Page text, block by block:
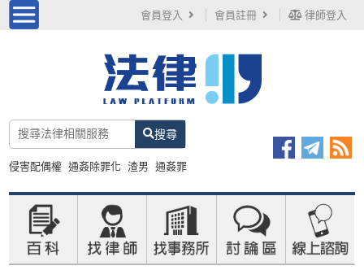
會員登入 會員註冊 律師登入
搜尋
侵害配偶權 通姦除罪化 渣男 通姦罪